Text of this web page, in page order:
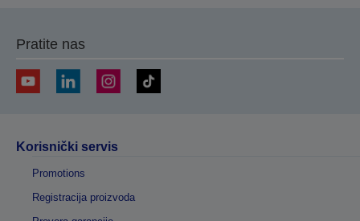
Pratite nas
Korisnički servis
Promotions
Registracija proizvoda